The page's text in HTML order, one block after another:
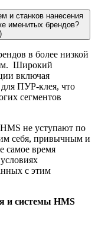
и станков нанесения
именитых брендов?
в более низкой
Широкий
включая
ПУР-клея, что
сегментов
не уступают по
себя, привычным и
самое время
с этим
и системы HMS